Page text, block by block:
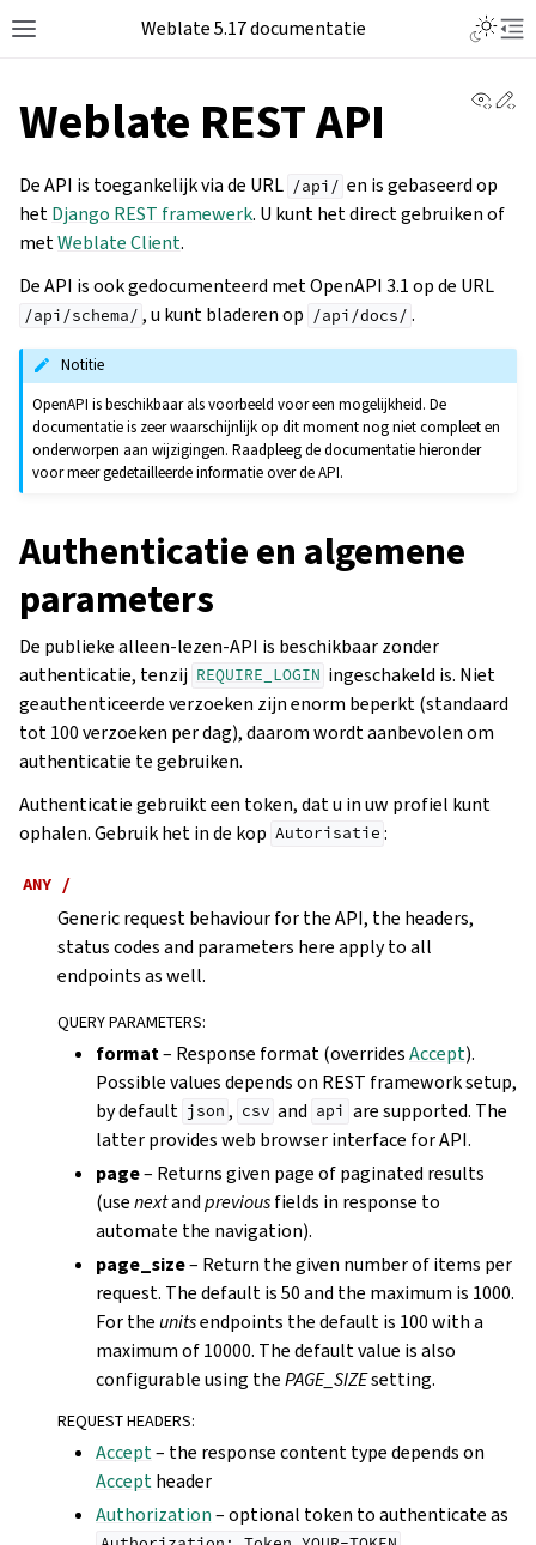
Weblate 5.17 documentatie
Weblate REST API
De API is toegankelijk via de URL /api/ en is gebaseerd op
hetDjango REST framewerk. U kunt het direct gebruiken of
metWeblate Client.
De API is ook gedocumenteerd met OpenAPI 3.1 op de URL
/api/schema/ , u kunt bladeren op /api/docs/ .
Notitie
OpenAPI is beschikbaar als voorbeeld voor een mogelijkheid. De
documentatie is zeer waarschijnlijk op dit moment nog niet compleet en
onderworpen aan wijzigingen. Raadpleeg de documentatie hieronder
voor meer gedetailleerde informatie over de API.
Authenticatie en algemene
parameters
De publieke alleen-lezen-API is beschikbaar zonder
authenticatie, tenzij REQUIRE_LOGIN ingeschakeld is. Niet
geauthenticeerde verzoeken zijn enorm beperkt (standaard
tot 100 verzoeken per dag), daarom wordt aanbevolen om
authenticatie te gebruiken.
Authenticatie gebruikt een token, dat u in uw profiel kunt
ophalen. Gebruik het in de kop Autorisatie :
ANY /
Generic request behaviour for the API, the headers,
status codes and parameters here apply to all
endpoints as well.
QUERY PARAMETERS:
format– Response format (overridesAccept).
Possible values depends on REST framework setup,
by default json , csv and api are supported. The
latter provides web browser interface for API.
page– Returns given page of paginated results
(usenextandpreviousfields in response to
automate the navigation).
page_size– Return the given number of items per
request. The default is 50 and the maximum is 1000.
For theunitsendpoints the default is 100 with a
maximum of 10000. The default value is also
configurable using thePAGE_SIZEsetting.
REQUEST HEADERS:
Accept– the response content type depends on
Acceptheader
Authorization– optional token to authenticate as